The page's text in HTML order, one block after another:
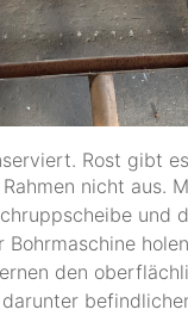
Rost gibt
nicht aus.
und
Bohrmaschine
den